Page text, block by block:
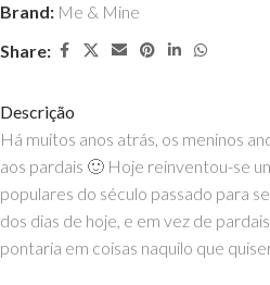
Brand: Me & Mine
Share:
Descrição
Há muitos anos atrás, os meninos
aos pardais 🙂 Hoje reinventou-se
populares do século passado para
dos dias de hoje, e em vez de
pontaria em coisas naquilo que